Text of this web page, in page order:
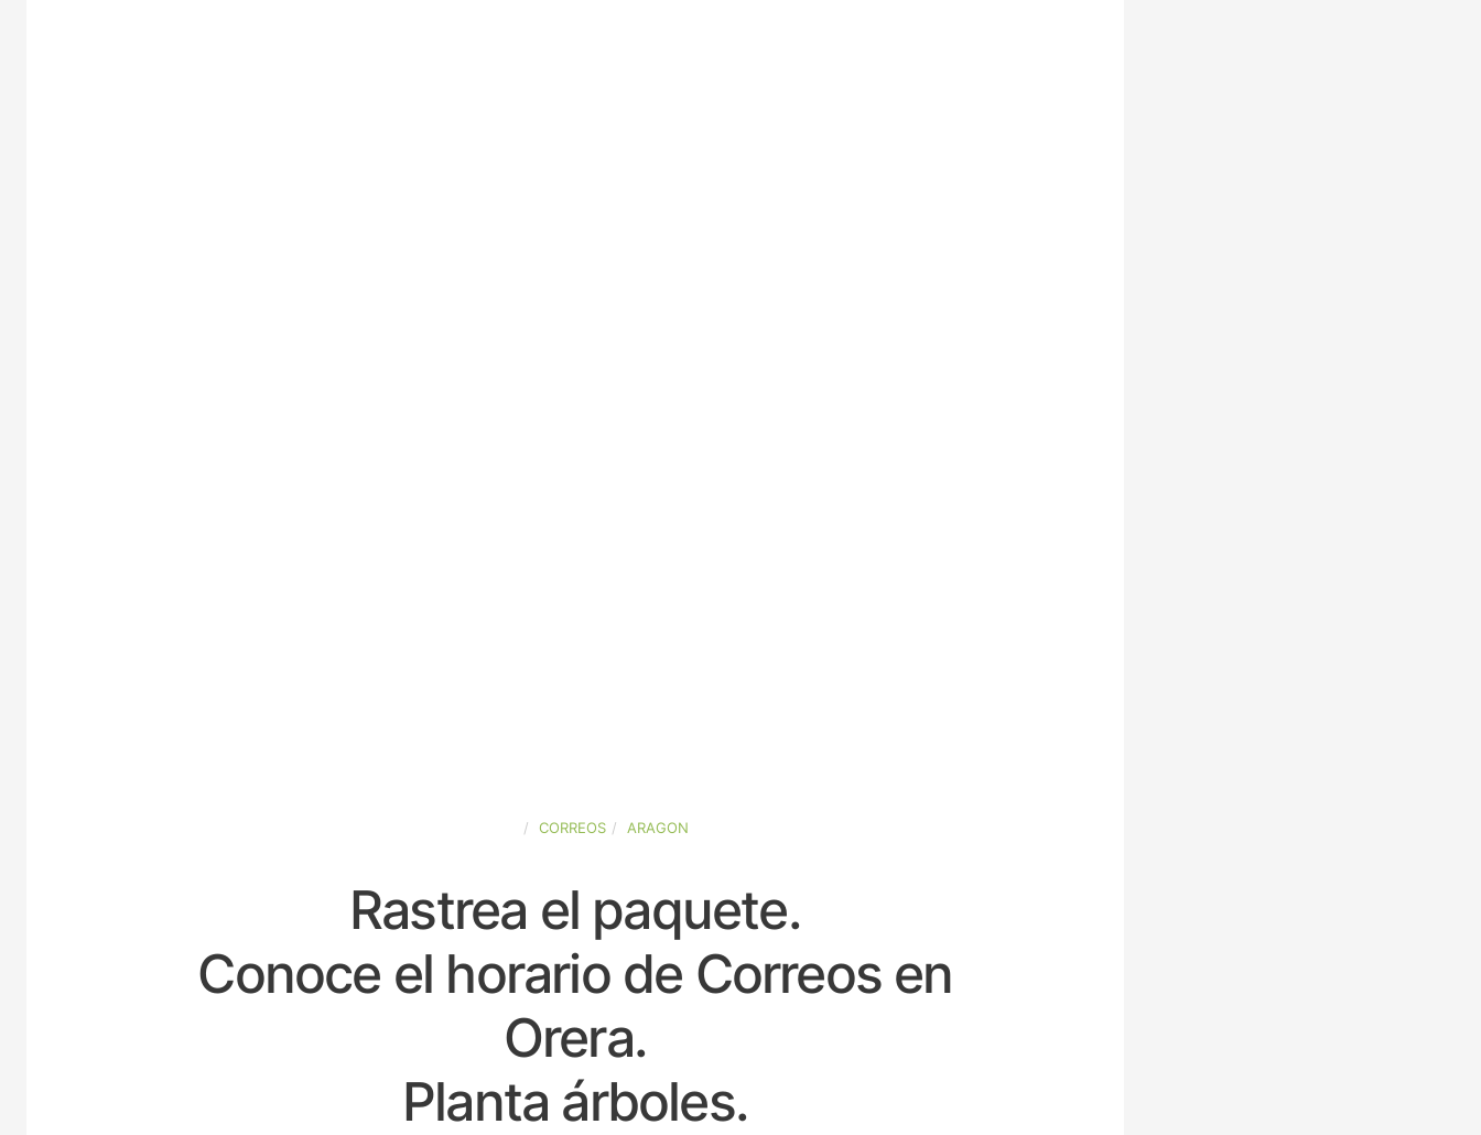
CORREOS ARAGON
Rastrea el paquete.
Conoce el horario de Correos en
Orera.
Planta árboles.